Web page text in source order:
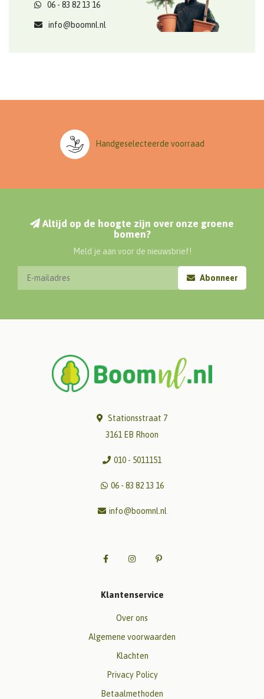
06 - 83 82 13 16
info@boomnl.nl
Handgeselecteerde voorraad
Altijd op de hoogte zijn over onze groene
bomen?
Meld je aan voor de nieuwsbrief!
Abonneer
Stationsstraat 7
3161 EB Rhoon
010 - 5011151
06 - 83 82 13 16
info@boomnl.nl
Klantenservice
Over ons
Algemene voorwaarden
Klachten
Privacy Policy
Betaalmethoden